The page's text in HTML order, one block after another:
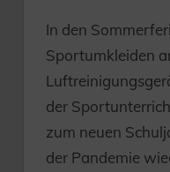
In den
Sportumkleiden
der
zum neuen
der Pandemie